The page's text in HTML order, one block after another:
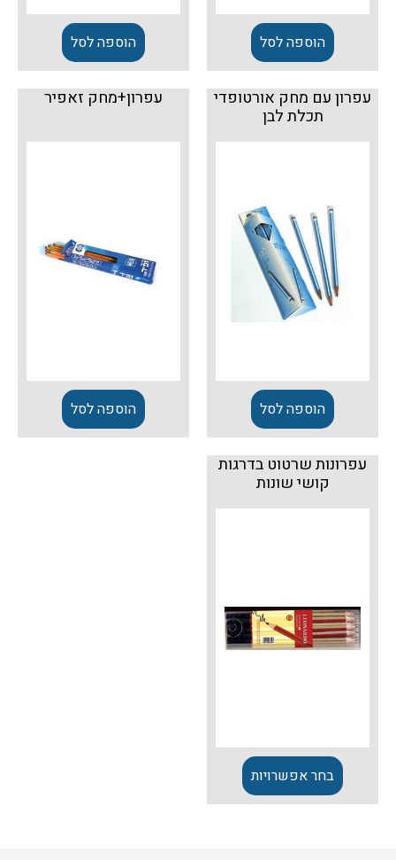
הוספה לסל הוספה לסל
עפרון עם מחק אורטופדי
תכלת לבן
הוספה לסל
עפרון+מחק זאפיר
הוספה לסל
עפרונות שרטוט בדרגות
קושי שונות
בחר אפשרויות